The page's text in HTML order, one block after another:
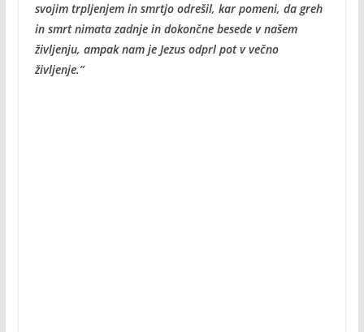
svojim trpljenjem in smrtjo odrešil, kar pomeni, da greh
in smrt nimata zadnje in dokončne besede v našem
življenju, ampak nam je Jezus odprl pot v večno
življenje.”